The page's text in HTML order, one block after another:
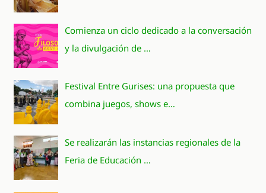
Comienza un ciclo dedicado a la conversación
y la divulgación de …
Festival Entre Gurises: una propuesta que
combina juegos, shows e…
Se realizarán las instancias regionales de la
Feria de Educación …